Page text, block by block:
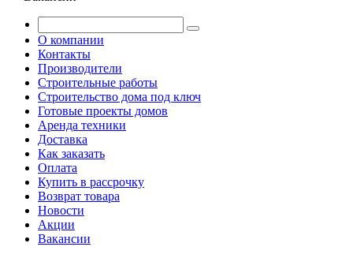
О компании
Контакты
Производители
Строительные работы
Строительство дома под ключ
Готовые проекты домов
Аренда техники
Доставка
Как заказать
Оплата
Купить в рассрочку
Возврат товара
Новости
Акции
Вакансии